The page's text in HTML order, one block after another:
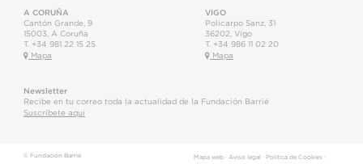
A CORUÑA
Cantón Grande, 9
15003
A Coruña
T. +34 981 22 15 25
Mapa
VIGO
Policarpo Sanz, 31
36202 Vigo
T. +34 986 11 02 20
Mapa
Newsletter
Recibe en tu correo toda la actualidad de la Fundación Barrié
Suscríbete aquí
© Fundación Barrié Mapa web· Aviso legal · Política de Cookies ·